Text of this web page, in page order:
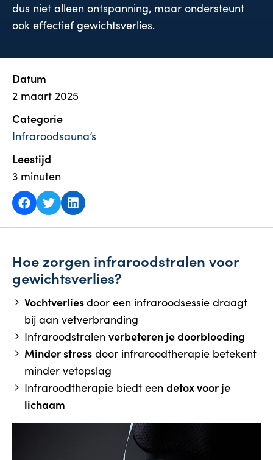
dus niet alleen ontspanning, maar ondersteunt
ook effectief gewichtsverlies.
Datum
2 maart 2025
Categorie
Infraroodsauna’s
Leestijd
3 minuten
Hoe zorgen infraroodstralen voor
gewichtsverlies?
Vochtverliesdoor een infraroodsessie draagt
bij aan vetverbranding
Infraroodstralen verbeteren je doorbloeding
Minder stress door infraroodtherapie betekent
minder vetopslag
Infraroodtherapie biedt een detox voor je
lichaam